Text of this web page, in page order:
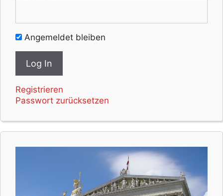
Angemeldet bleiben
Registrieren
Passwort zurücksetzen